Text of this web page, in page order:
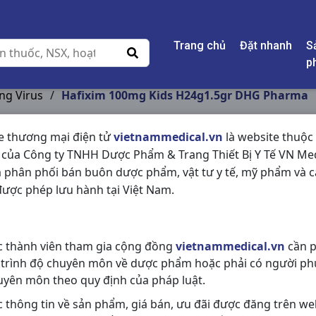
Trang chủ Đặt nhanh
thương mại điện tửvietnammedical.vn là website thuộc
Công ty TNHH Dược Phẩm & Trang Thiết Bị Y Tế VN
phân phối bán buôn dược phẩm, vật tư y tế, mỹ phẩm và
phép lưu hành tại Việt Nam.
thành viên tham gia cộng đồng vietnammedical.vn cần
độ chuyên môn về dược phẩm hoặc phải có người
môn theo quy định của pháp luật.
thông tin về sản phẩm, giá bán, ưu đãi được đăng trên
Virus / Hafixim 100mg Kids H24g1.5gr DHG Pharma
HAFIXIM 100MG
PHARMA
Nhóm hàng:Kháng Sinh - Kháng
Chia sẻ qua mạng xã hội: